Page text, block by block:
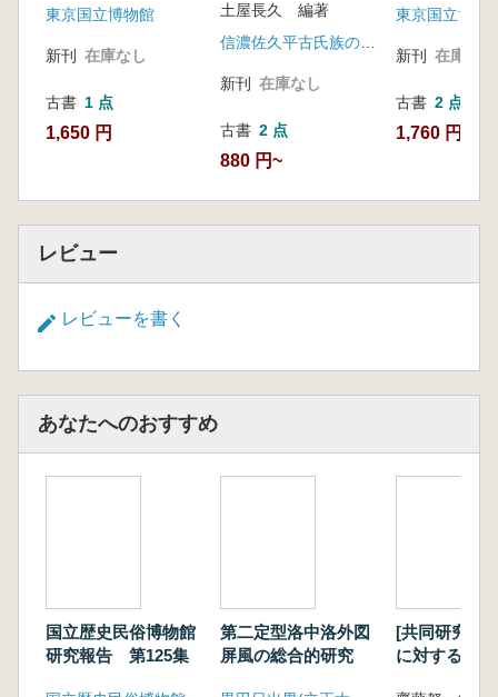
東京国立博物館
新刊 在庫なし
古書 1 点
1,650 円
土屋長久 編著
信濃佐久平古氏族の性格とまつり刊行会
新刊 在庫なし
古書 2 点
880 円~
東京国立博物
新刊 在庫なし
古書 2 点
1,760 円~
レビュー
レビューを書く
あなたへのおすすめ
国立歴史民俗博物館
研究報告 第125集
第二定型洛中洛外図
屏風の総合的研究
[共同研究]歴
に対する自